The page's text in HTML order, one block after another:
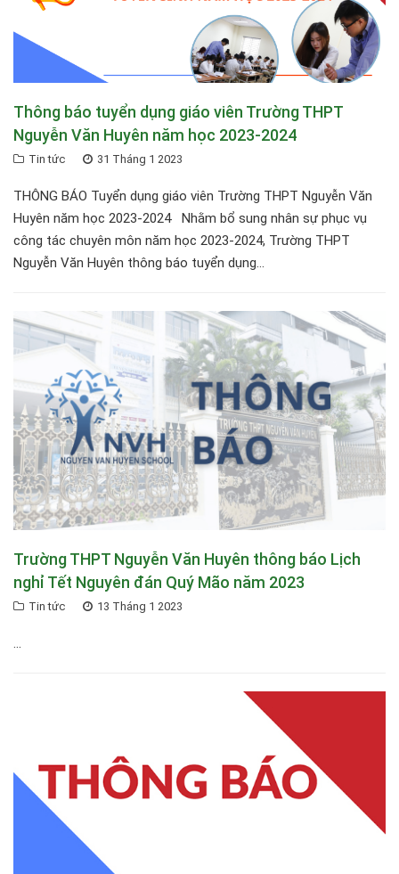
Thông báo tuyển dụng giáo viên Trường THPT
Nguyễn Văn Huyên năm học 2023-2024
Tin tức 31 Tháng 1 2023
THÔNG BÁO Tuyển dụng giáo viên Trường THPT Nguyễn Văn
Huyên năm học 2023-2024 Nhằm bổ sung nhân sự phục vụ
công tác chuyên môn năm học 2023-2024, Trường THPT
Nguyễn Văn Huyên thông báo tuyển dụng...
Trường THPT Nguyễn Văn Huyên thông báo Lịch
nghỉ Tết Nguyên đán Quý Mão năm 2023
Tin tức 13 Tháng 1 2023
...